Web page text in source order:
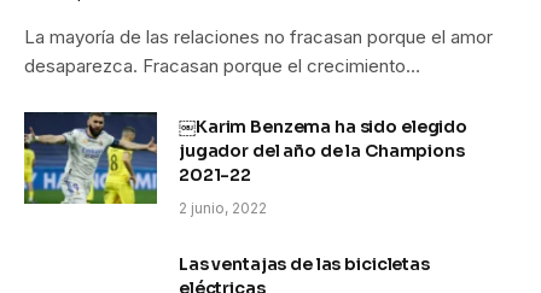
La mayoría de las relaciones no fracasan porque el amor
desaparezca. Fracasan porque el crecimiento…
￼Karim Benzema ha sido elegido
jugador del año de la Champions
2021-22
2 junio, 2022
Las ventajas de las bicicletas
eléctricas